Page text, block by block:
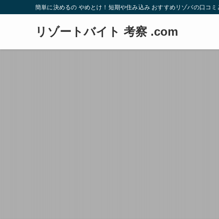
簡単に決めるの やめとけ！短期や住み込み おすすめリゾバの口コミ
リゾートバイト 考察 .com